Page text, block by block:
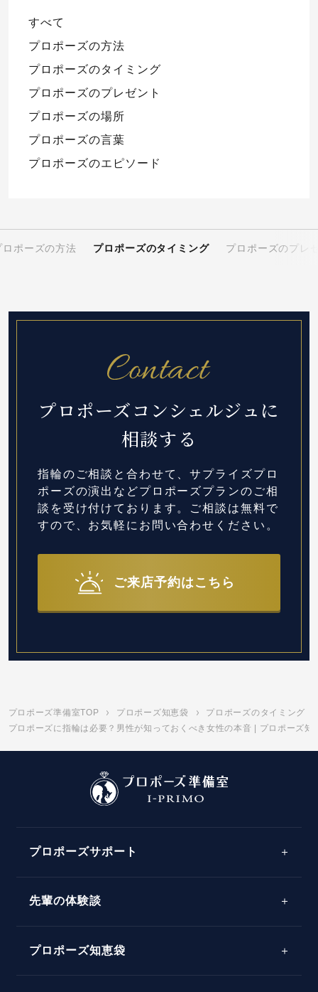
すべて
プロポーズの方法
プロポーズのタイミング
プロポーズのプレゼント
プロポーズの場所
プロポーズの言葉
プロポーズのエピソード
ロポーズの方法 プロポーズのタイミング プロポーズのプレ
プロポーズコンシェルジュに
相談する
指輪のご相談と合わせて、サプライズプロ
ポーズの演出などプロポーズプランのご相
談を受け付けております。 ご相談は無料で
すので、お気軽にお問い合わせください。
ご来店予約はこちら
プロポーズ準備室TOP プロポーズ知恵袋
プロポーズのタイミング
プロポーズに指輪は必要？男性が知っておくべき女性の本音 | プロポーズ知
プロポーズサポート
先輩の体験談
プロポーズ知恵袋